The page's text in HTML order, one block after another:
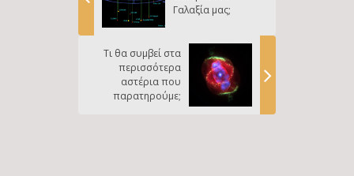
Γαλαξία μας;
Τι θα συμβεί στα
περισσότερα
αστέρια που
παρατηρούμε;